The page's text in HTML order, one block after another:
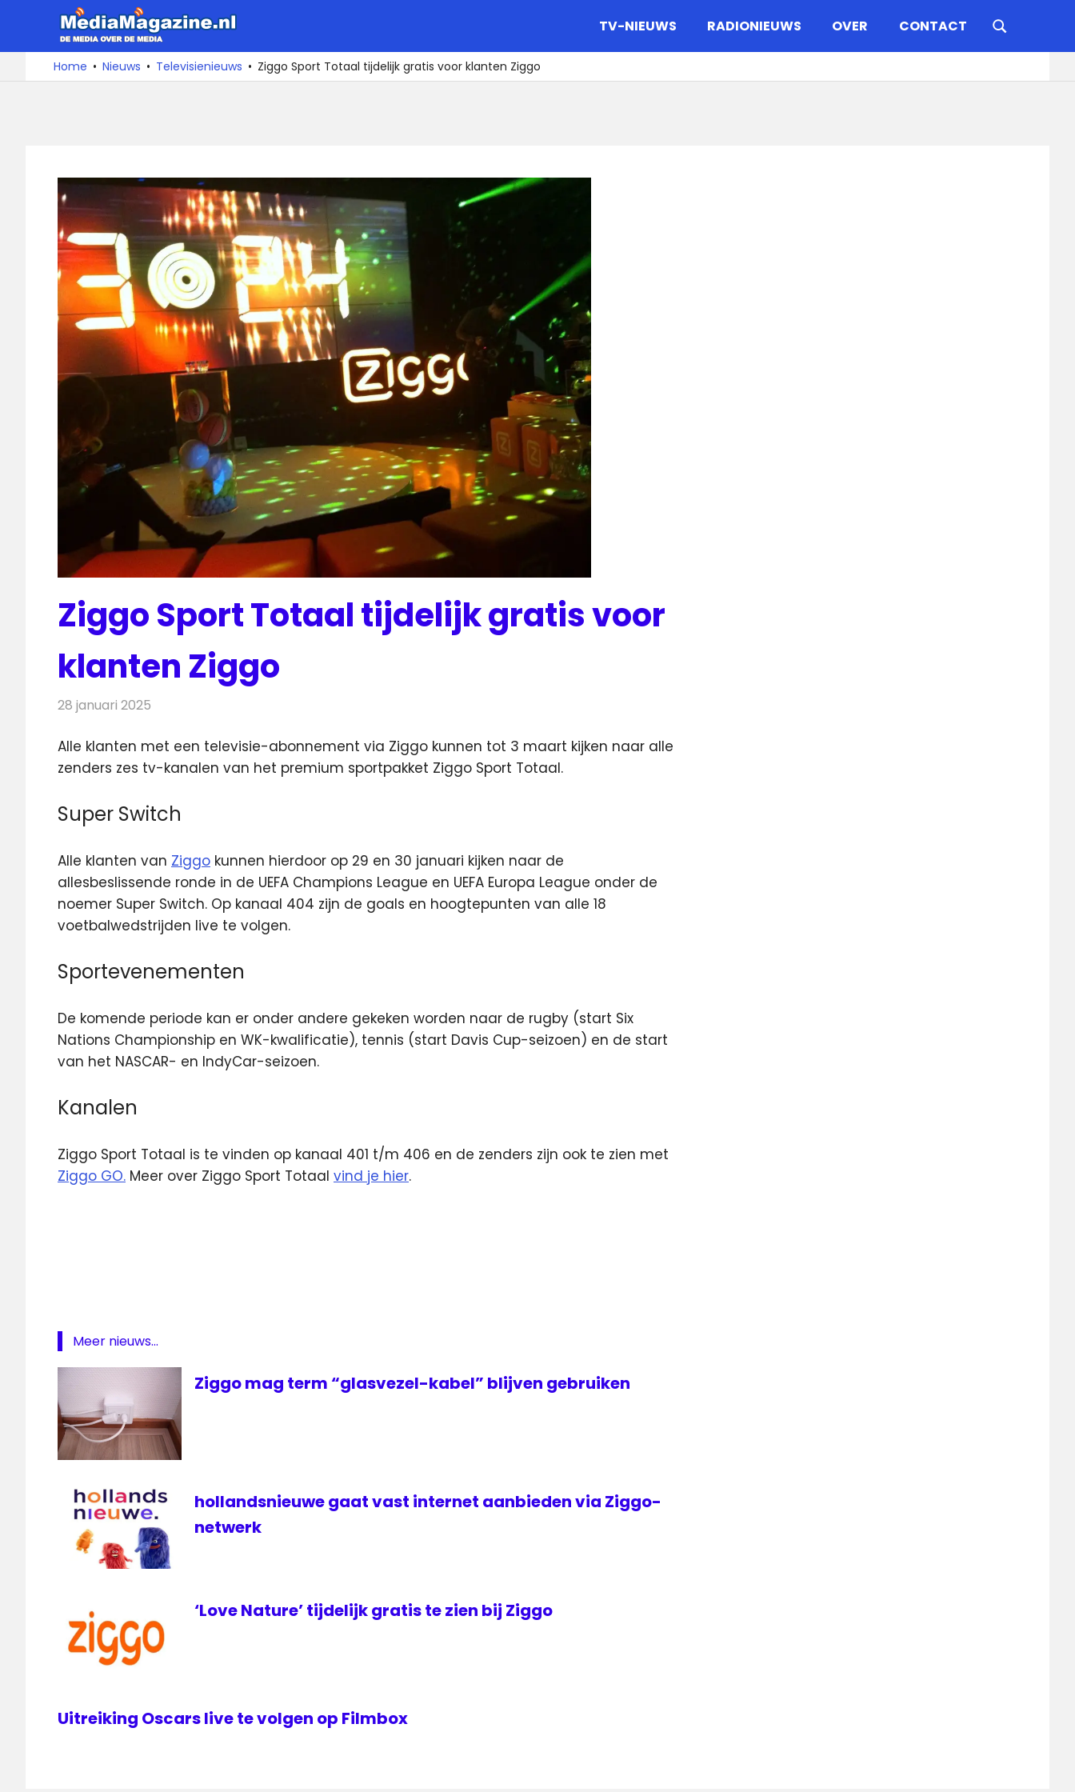
de
De
media
over
TV-NIEUWS RADIONIEUWS OVER CONTACT
Home Nieuws Televisienieuws Ziggo Sport Totaal tijdelijk gratis voor klanten Ziggo
Ziggo Sport Totaal tijdelijk gratis voor
klanten Ziggo
28 januari 2025
Alle klanten met een televisie-abonnement via Ziggo kunnen tot 3 maart kijken naar alle
zenders zes tv-kanalen van het premium sportpakket Ziggo Sport Totaal.
Super Switch
Alle klanten van Ziggo kunnen hierdoor op 29 en 30 januari kijken naar de
allesbeslissende ronde in de UEFA Champions League en UEFA Europa League onder de
noemer Super Switch. Op kanaal 404 zijn de goals en hoogtepunten van alle 18
voetbalwedstrijden live te volgen.
Sportevenementen
De komende periode kan er onder andere gekeken worden naar de rugby (start Six
Nations Championship en WK-kwalificatie), tennis (start Davis Cup-seizoen) en de start
van het NASCAR- en IndyCar-seizoen.
Kanalen
Ziggo Sport Totaal is te vinden op kanaal 401 t/m 406 en de zenders zijn ook te zien met
Ziggo GO. Meer over Ziggo Sport Totaal vind je hier.
Ziggo
Meer nieuws...
Ziggo mag term “glasvezel-kabel” blijven gebruiken
hollandsnieuwe gaat vast internet aanbieden via Ziggo-
netwerk
‘Love Nature’ tijdelijk gratis te zien bij Ziggo
Uitreiking Oscars live te volgen op Filmbox